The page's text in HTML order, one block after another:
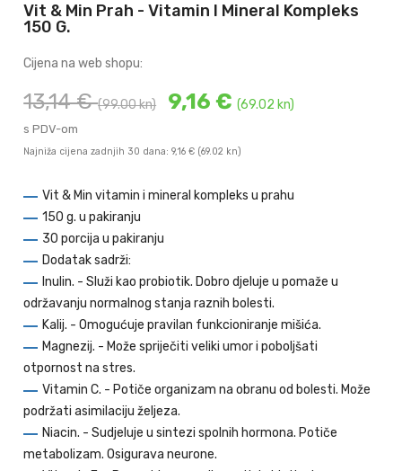
Vit & Min Prah - Vitamin I Mineral Kompleks
150 G.
Cijena na web shopu:
13,14 €(99.00 kn) 9,16 €(69.02 kn)
s PDV-om
Najniža cijena zadnjih 30 dana: 9,16 € (69.02 kn)
Vit & Min vitamin i mineral kompleks u prahu
150 g. u pakiranju
30 porcija u pakiranju
Dodatak sadrži:
Inulin. - Služi kao probiotik. Dobro djeluje u pomaže u
održavanju normalnog stanja raznih bolesti.
Kalij. - Omogućuje pravilan funkcioniranje mišića.
Magnezij. - Može spriječiti veliki umor i poboljšati
otpornost na stres.
Vitamin C. - Potiče organizam na obranu od bolesti. Može
podržati asimilaciju željeza.
Niacin. - Sudjeluje u sintezi spolnih hormona. Potiče
metabolizam. Osigurava neurone.